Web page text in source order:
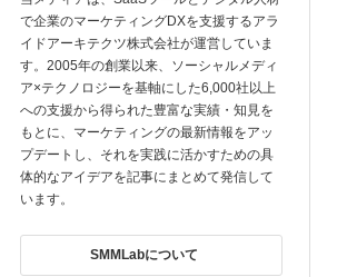
で企業のマーケティングDXを支援するアラ
イドアーキテクツ株式会社が運営していま
す。2005年の創業以来、ソーシャルメディ
ア×テクノロジーを基軸にした6,000社以上
への支援から得られた豊富な実績・知見を
もとに、マーケティングの最新情報をアッ
プデートし、それを実践に活かすための具
体的なアイデアを記事にまとめて発信して
います。
SMMLabについて